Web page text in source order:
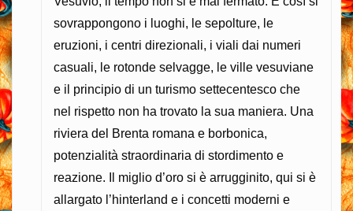
sovrappongono i luoghi, le sepolture, le
eruzioni, i centri direzionali, i viali dai numeri
casuali, le rotonde selvagge, le ville vesuviane
e il principio di un turismo settecentesco che
nel rispetto non ha trovato la sua maniera. Una
riviera del Brenta romana e borbonica,
potenzialità straordinaria di stordimento e
reazione. Il miglio d’oro si è arrugginito, qui si è
allargato l’hinterland e i concetti moderni e